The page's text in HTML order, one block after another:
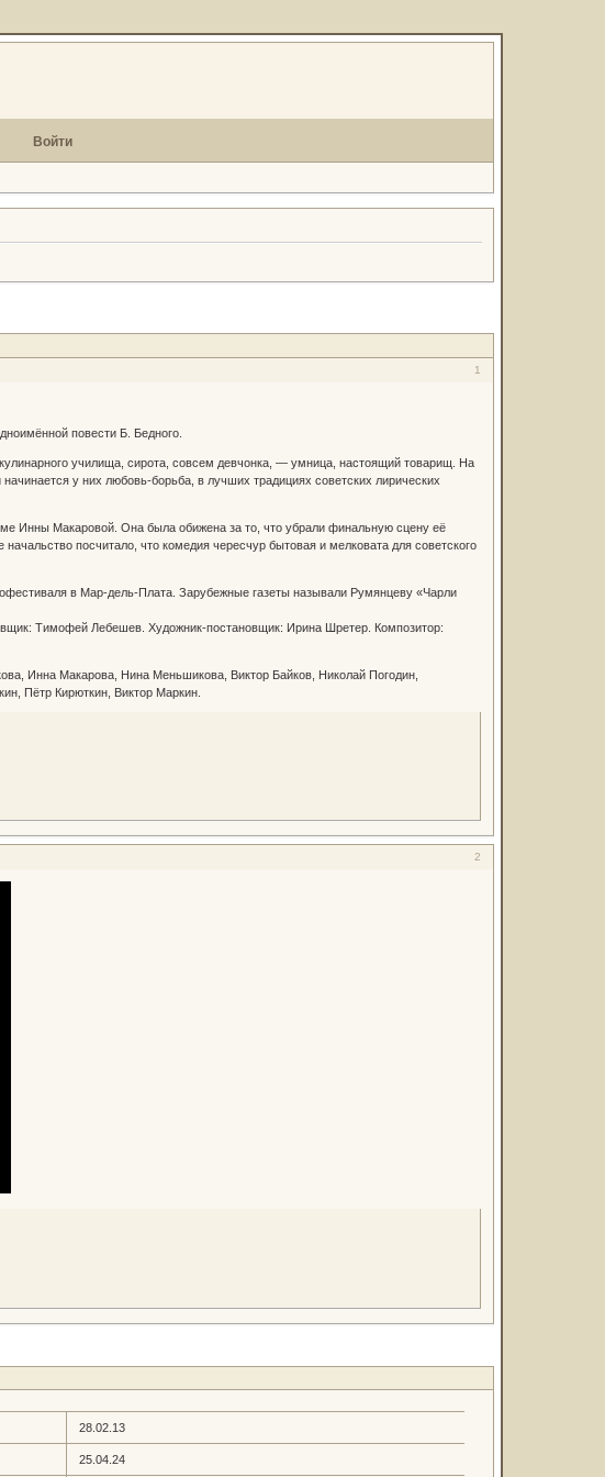
Войти
1
повести Б. Бедного.
училища, сирота, совсем девчонка, — умница, настоящий товарищ. На
у них любовь-борьба, в лучших традициях советских лирических
Инны Макаровой. Она была обижена за то, что убрали финальную сцену её
посчитало, что комедия чересчур бытовая и мелковата для советского
в Мар-дель-Плата. Зарубежные газеты называли Румянцеву «Чарли
Тимофей Лебешев. Художник-постановщик: Ирина Шретер. Композитор:
Инна Макарова, Нина Меньшикова, Виктор Байков, Николай Погодин,
Пётр Кирюткин, Виктор Маркин.
2
28.02.13
25.04.24